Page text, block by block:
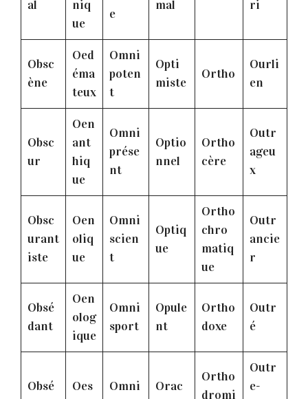
al
niq
ue
e
mal
ri
Obsc
ène
Oed
éma
teux
Omni
poten
t
Opti
miste
Ortho
Ourli
en
Obsc
ur
Oen
ant
hiq
ue
Omni
prése
nt
Optio
nnel
Ortho
cère
Outr
ageu
x
Obsc
urant
iste
Oen
oliq
ue
Omni
scien
t
Optiq
ue
Ortho
chro
matiq
ue
Outr
ancie
r
Obsé
dant
Oen
olog
ique
Omni
sport
Opule
nt
Ortho
doxe
Outr
é
Obsé
Oes
Omni
Orac
Ortho
dromi
Outr
e-